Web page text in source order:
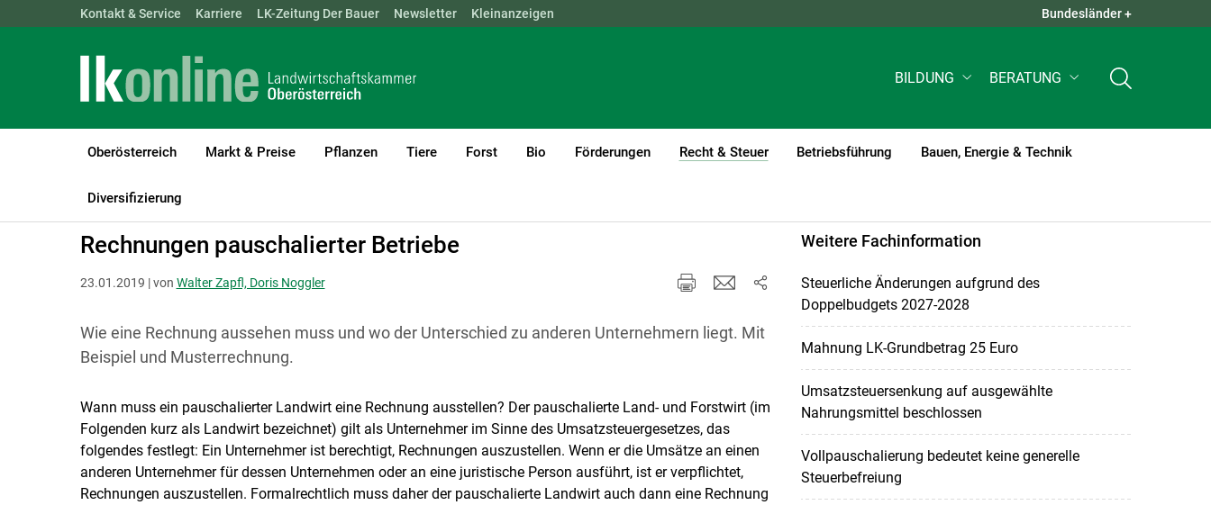
Landwirtschaftskammern: ÖSTERREICH BGLD KTN NÖ OÖ SBG STMK QUICK LINKS +
Kontakt & Service Karriere LK-Zeitung Der Bauer Newsletter Kleinanzeigen Bundesländer +
BILDUNG BERATUNG
Oberösterreich Markt & Preise Pflanzen Tiere Forst Bio Förderungen Recht & Steuer
(current)1
Betriebsführung Bauen, Energie & Technik
Diversifizierung
LK Oberösterreich Recht & Steuer
Rechnungen pauschalierter Betriebe
23.01.2019 | von Walter Zapfl, Doris Noggler
Wie eine Rechnung aussehen muss und wo der Unterschied zu anderen Unternehmern liegt. Mit
Beispiel und Musterrechnung.
Wann muss ein pauschalierter Landwirt eine Rechnung ausstellen? Der pauschalierte Land- und Forstwirt (im
Folgenden kurz als Landwirt bezeichnet) gilt als Unternehmer im Sinne des Umsatzsteuergesetzes, das
folgendes festlegt: Ein Unternehmer ist berechtigt, Rechnungen auszustellen. Wenn er die Umsätze an einen
anderen Unternehmer für dessen Unternehmen oder an eine juristische Person ausführt, ist er verpflichtet,
Rechnungen auszustellen. Formalrechtlich muss daher der pauschalierte Landwirt auch dann eine Rechnung
Weitere Fachinformation
Steuerliche Änderungen aufgrund des
Doppelbudgets 2027-2028
Mahnung LK-Grundbetrag 25 Euro
Umsatzsteuersenkung auf ausgewählte
Nahrungsmittel beschlossen
Vollpauschalierung bedeutet keine generelle
Steuerbefreiung